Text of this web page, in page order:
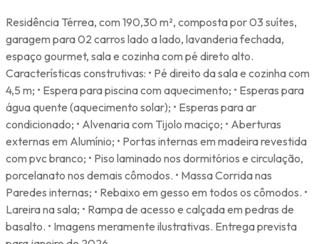
Residência Térrea, com 190,30 m², composta por 03 suítes,
garagem para 02 carros lado a lado, lavanderia fechada,
espaço gourmet, sala e cozinha com pé direto alto.
Características construtivas: • Pé direito da sala e cozinha com
4,5 m; • Espera para piscina com aquecimento; • Esperas para
água quente (aquecimento solar); • Esperas para ar
condicionado; • Alvenaria com Tijolo maciço; • Aberturas
externas em Alumínio; • Portas internas em madeira revestida
com pvc branco; • Piso laminado nos dormitórios e circulação,
porcelanato nos demais cômodos. • Massa Corrida nas
Paredes internas; • Rebaixo em gesso em todos os cômodos. •
Lareira na sala; • Rampa de acesso e calçada em pedras de
basalto. • Imagens meramente ilustrativas. Entrega prevista